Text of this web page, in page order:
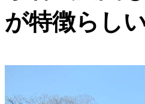
が特徴らし